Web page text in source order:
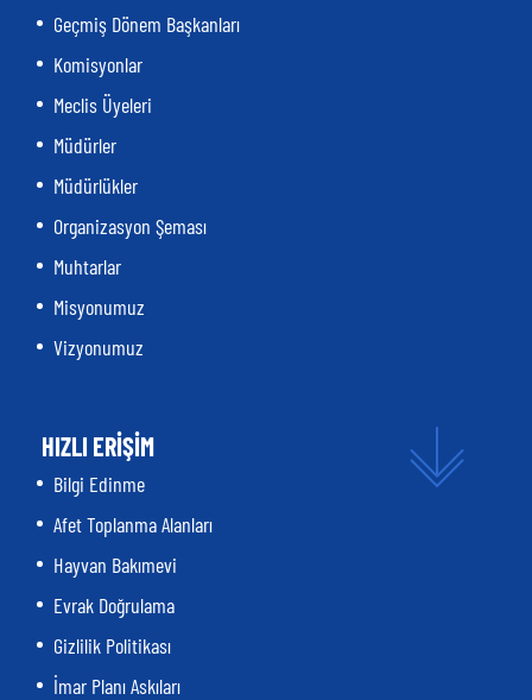
Geçmiş Dönem Başkanları
Komisyonlar
Meclis Üyeleri
Müdürler
Müdürlükler
Organizasyon Şeması
Muhtarlar
Misyonumuz
Vizyonumuz
HIZLI ERİŞİM
Bilgi Edinme
Afet Toplanma Alanları
Hayvan Bakımevi
Evrak Doğrulama
Gizlilik Politikası
İmar Planı Askıları